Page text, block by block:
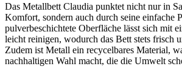
Das Metallbett Claudia punktet nicht nur in
Komfort, sondern auch durch seine einfache
pulverbeschichtete Oberfläche lässt sich mit
leicht reinigen, wodurch das Bett stets frisch
Zudem ist Metall ein recycelbares Material,
nachhaltigen Wahl macht, die die Umwelt